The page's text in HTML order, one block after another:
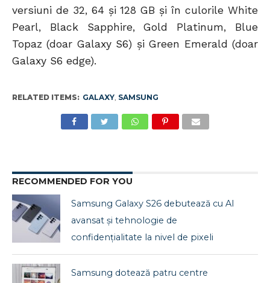
versiuni de 32, 64 și 128 GB și în culorile White
Pearl, Black Sapphire, Gold Platinum, Blue
Topaz (doar Galaxy S6) și Green Emerald (doar
Galaxy S6 edge).
RELATED ITEMS: GALAXY, SAMSUNG
RECOMMENDED FOR YOU
Samsung Galaxy S26 debutează cu AI
avansat și tehnologie de
confidențialitate la nivel de pixeli
Samsung dotează patru centre